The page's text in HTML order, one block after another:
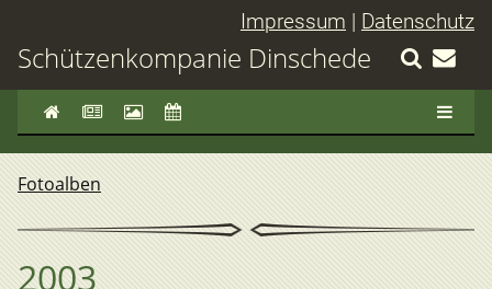
Impressum | Datenschutz
Schützenkompanie Dinschede
Fotoalben
2003